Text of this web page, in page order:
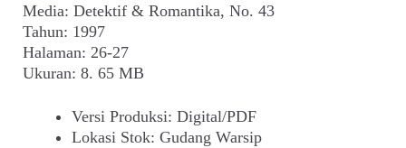
Media: Detektif & Romantika, No. 43
Tahun: 1997
Halaman: 26-27
Ukuran: 8. 65 MB
Versi Produksi: Digital/PDF
Lokasi Stok: Gudang Warsip